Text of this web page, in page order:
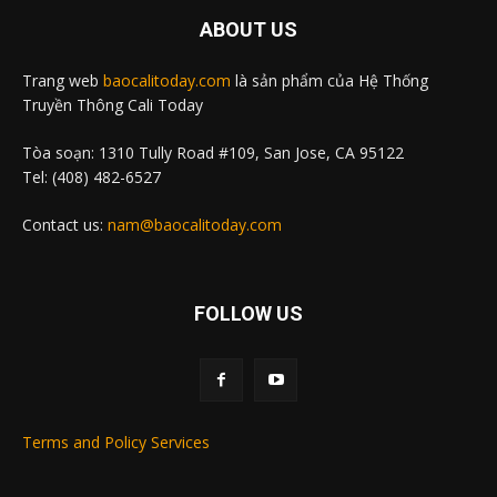
ABOUT US
Trang web baocalitoday.com là sản phẩm của Hệ Thống
Truyền Thông Cali Today
Tòa soạn: 1310 Tully Road #109, San Jose, CA 95122
Tel: (408) 482-6527
Contact us: nam@baocalitoday.com
FOLLOW US
Terms and Policy Services